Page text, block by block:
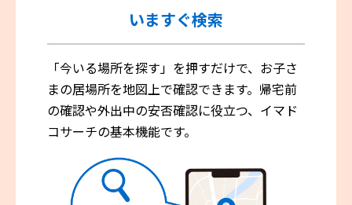
いますぐ検索
「今いる場所を探す」を押すだけで、お子さ
まの居場所を地図上で確認できます。帰宅前
の確認や外出中の安否確認に役立つ、イマド
コサーチの基本機能です。